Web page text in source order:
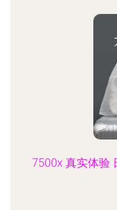
7500x 真实体验